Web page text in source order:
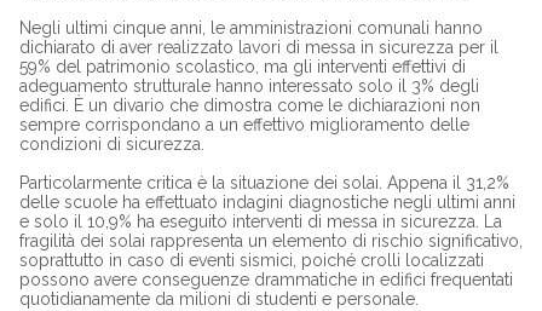
Negli ultimi cinque anni, le amministrazioni comunali hanno
dichiarato di aver realizzato lavori di messa in sicurezza per il
59% del patrimonio scolastico, ma gli interventi effettivi di
adeguamento strutturale hanno interessato solo il 3% degli
edifici. È un divario che dimostra come le dichiarazioni non
sempre corrispondano a un effettivo miglioramento delle
condizioni di sicurezza.
Particolarmente critica è la situazione dei solai. Appena il 31,2%
delle scuole ha effettuato indagini diagnostiche negli ultimi anni
e solo il 10,9% ha eseguito interventi di messa in sicurezza. La
fragilità dei solai rappresenta un elemento di rischio significativo,
soprattutto in caso di eventi sismici, poiché crolli localizzati
possono avere conseguenze drammatiche in edifici frequentati
quotidianamente da milioni di studenti e personale.